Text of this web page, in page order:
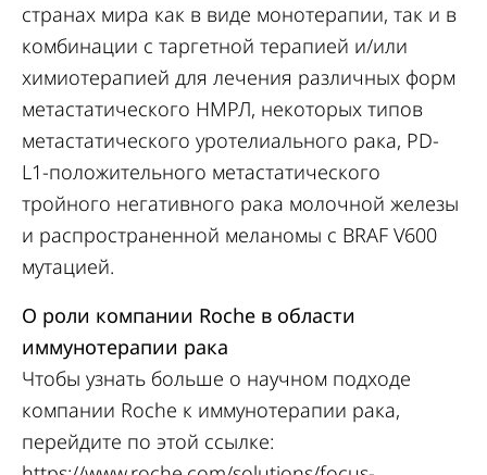
странах мира как в виде монотерапии, так и в
комбинации с таргетной терапией и/или
химиотерапией для лечения различных форм
метастатического НМРЛ, некоторых типов
метастатического уротелиального рака, PD-
L1-положительного метастатического
тройного негативного рака молочной железы
и распространенной меланомы с BRAF V600
мутацией.
О роли компании Roche в области
иммунотерапии рака
Чтобы узнать больше о научном подходе
компании Roche к иммунотерапии рака,
перейдите по этой ссылке: